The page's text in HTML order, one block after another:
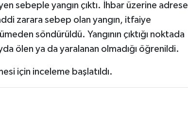
sebeple yangın çıktı. İhbar üzerine adrese
zarara sebep olan yangın, itfaiye
söndürüldü. Yangının çıktığı noktada
ölen ya da yaralanan olmadığı öğrenildi.
için inceleme başlatıldı.